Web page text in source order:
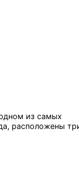
из самых
расположены